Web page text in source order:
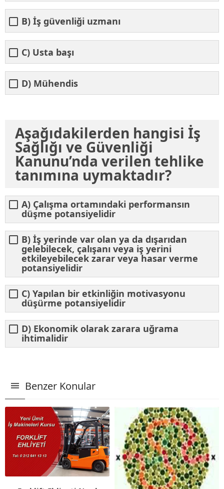
B) İş güvenliği uzmanı
C) Usta başı
D) Mühendis
Aşağıdakilerden hangisi İş
Sağlığı ve Güvenliği
Kanunu’nda verilen tehlike
tanımına uymaktadır?
A) Çalışma ortamındaki performansın
düşme potansiyelidir
B) İş yerinde var olan ya da dışarıdan
gelebilecek, çalışanı veya iş yerini
etkileyebilecek zarar veya hasar verme
potansiyelidir
C) Yapılan bir etkinliğin motivasyonu
düşürme potansiyelidir
D) Ekonomik olarak zarara uğrama
ihtimalidir
Benzer Konular